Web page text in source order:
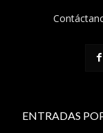
ENTRADAS